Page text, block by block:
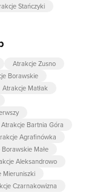
Stańczyki
Atrakcje Zusno
Borawskie
Atrakcje Matłak
Atrakcje Bartnia Góra
Agrafinówka
Małe
Aleksandrowo
Mieruniszki
Czarnakowizna